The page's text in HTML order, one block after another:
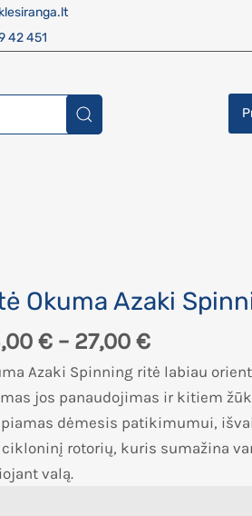
42 451
Okuma Azaki
€ – 27,00 €
Azaki Spinning ritė labiau
jos panaudojimas ir kitiem
dėmesis patikimumui,
rotorių, kuris sumažina
valą.